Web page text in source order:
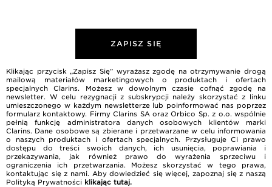
ZAPISZ SIĘ
Klikając przycisk „Zapisz Się” wyrażasz zgodę na otrzymywanie drogą
mailową materiałów marketingowych o produktach i ofertach
specjalnych Clarins. Możesz w dowolnym czasie cofnąć zgodę na
newsletter. W celu rezygnacji z subskrypcji należy skorzystać z linku
umieszczonego w każdym newsletterze lub poinformować nas poprzez
formularz kontaktowy. Firmy Clarins SA oraz Orbico Sp. z o.o. wspólnie
pełnią funkcję administratora danych osobowych klientów marki
Clarins. Dane osobowe są zbierane i przetwarzane w celu informowania
o naszych produktach i ofertach specjalnych. Przysługuje Ci prawo
dostępu do treści swoich danych, ich usunięcia, poprawiania i
przekazywania, jak również prawo do wyrażenia sprzeciwu i
ograniczenia ich przetwarzania. Możesz skorzystać w tego prawa,
kontaktując się z nami. Aby dowiedzieć się więcej, zapoznaj się z naszą
Polityką Prywatności klikając tutaj.